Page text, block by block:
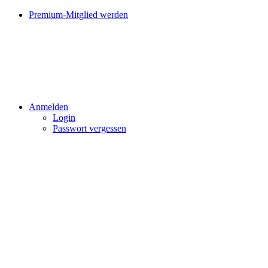
Premium-Mitglied werden
Anmelden
Login
Passwort vergessen